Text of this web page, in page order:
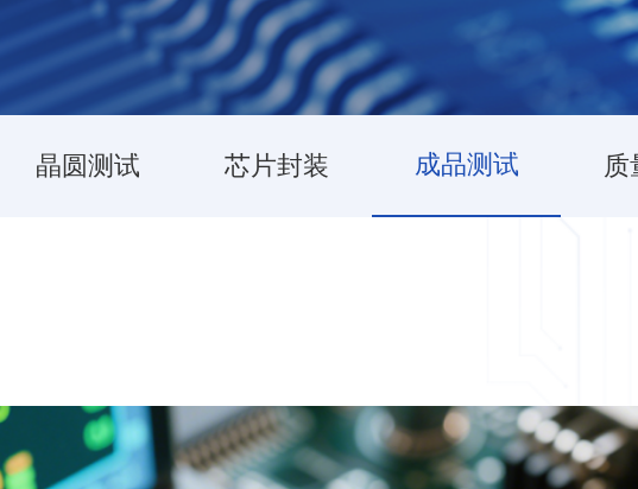
晶圆测试 芯片封装 成品测试 质